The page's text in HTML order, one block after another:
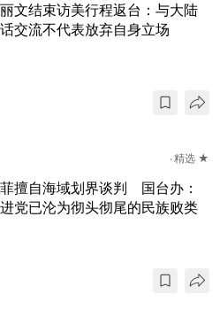
文结束访美行程返台：与大陆
交流不代表放弃自身立场
精选 ★
擅自海域划界谈判 国台办：
党已沦为彻头彻尾的民族败类